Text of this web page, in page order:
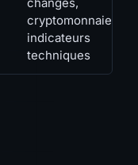
cryptomonnaies,
indicateurs
techniques